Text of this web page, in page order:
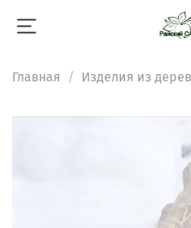
Главная Изделия из